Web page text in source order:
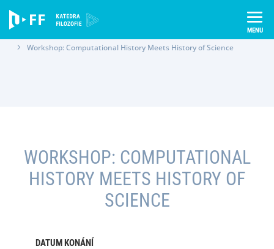
content
Workshop: Computational History Meets History of Science
WORKSHOP: COMPUTATIONAL
HISTORY MEETS HISTORY OF
SCIENCE
DATUM KONÁNÍ